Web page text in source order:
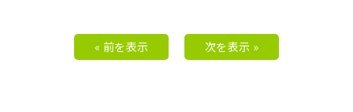
« 前を表示 次を表示 »